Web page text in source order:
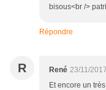
bisous<br />
Répondre
R René 23/11/
Et encore un